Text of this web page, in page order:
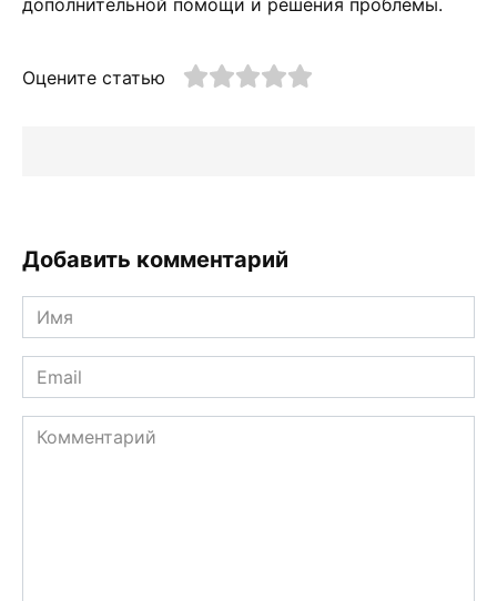
Оцените статью
Добавить комментарий
Имя
*
Email
*
Комментарий